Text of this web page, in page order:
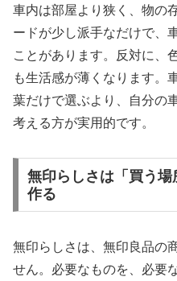
車内は部屋より狭く、物の
ードが少し派手なだけで、
ことがあります。反対に、
も生活感が薄くなります。
葉だけで選ぶより、自分の
考える方が実用的です。
無印らしさは「買う
作る
無印らしさは、無印良品の
せん。必要なものを、必要